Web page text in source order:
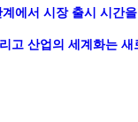
에서 시장 출시 시간
고 산업의 세계화는